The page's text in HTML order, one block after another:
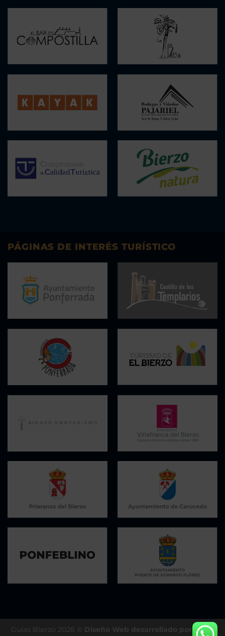
PÁGINAS DE INTERÉS TURÍSTICO
Guías Bierzo 2026 © Diseño Web desarrollado por César